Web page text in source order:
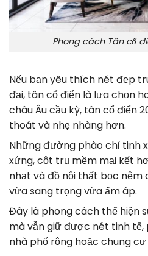
Phong cách Tân cổ
Nếu bạn yêu thích nét đẹp
đại, tân cổ điển là lựa chọn
châu Âu cầu kỳ, tân cổ điển
thoát và nhẹ nhàng hơn.
Những đường phào chỉ tinh
xứng, cột trụ mềm mại kết
nhạt và đồ nội thất bọc nệm
vừa sang trọng vừa ấm áp.
Đây là phong cách thể hiện
mà vẫn giữ được nét tinh
nhà phố rộng hoặc chung